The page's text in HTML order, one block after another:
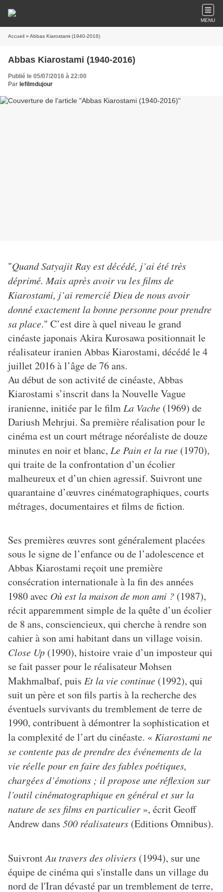
MENU
Accueil » Abbas Kiarostami (1940-2016)
Abbas Kiarostami (1940-2016)
Publié le 05/07/2016 à 22:00
Par lefilmdujour
"Quand Satyajit Ray est décédé, j’ai été très
déprimé. Mais après avoir vu les films de
Kiarostami, j’ai remercié Dieu de nous avoir
donné exactement la bonne personne pour prendre
sa place." C’est dire à quel niveau le grand
cinéaste japonais Akira Kurosawa positionnait le
réalisateur iranien Abbas Kiarostami, décédé le 4
juillet 2016 à l’âge de 76 ans.
Au début de son activité de cinéaste, Abbas
Kiarostami s’inscrit dans la Nouvelle Vague
iranienne, initiée par le film La Vache (1969) de
Dariush Mehrjui. Sa première réalisation pour le
cinéma est un court métrage néoréaliste de douze
minutes en noir et blanc, Le Pain et la rue (1970),
qui traite de la confrontation d’un écolier
malheureux et d’un chien agressif. Suivront une
quarantaine d’œuvres cinématographiques, courts
métrages, documentaires et films de fiction.
Ses premières œuvres sont généralement placées
sous le signe de l’enfance ou de l’adolescence et
Abbas Kiarostami reçoit une première
consécration internationale à la fin des années
1980 avec Où est la maison de mon ami ? (1987),
récit apparemment simple de la quête d’un écolier
de 8 ans, consciencieux, qui cherche à rendre son
cahier à son ami habitant dans un village voisin.
Close Up (1990), histoire vraie d’un imposteur qui
se fait passer pour le réalisateur Mohsen
Makhmalbaf, puis Et la vie continue (1992), qui
suit un père et son fils partis à la recherche des
éventuels survivants du tremblement de terre de
1990, contribuent à démontrer la sophistication et
la complexité de l’art du cinéaste. « Kiarostami ne
se contente pas de prendre des événements de la
vie réelle pour en faire des fables poétiques,
chargées d’émotions ; il propose une réflexion sur
l’outil cinématographique en général et sur la
nature de ses films en particulier », écrit Geoff
Andrew dans 500 réalisateurs (Editions Omnibus).
SuivrontAu travers des oliviers (1994), sur une
équipe de cinéma qui s'installe dans un village du
nord de l'Iran dévasté par un tremblement de terre,